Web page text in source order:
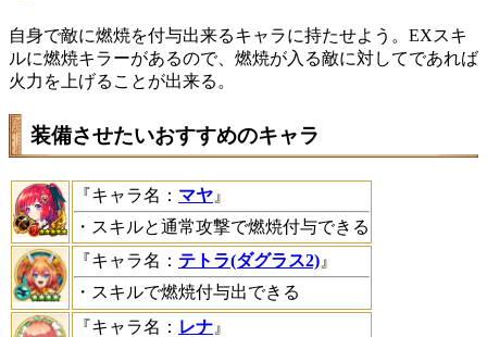
自身で敵に燃焼を付与出来るキャラに持たせよう。EXスキ
ルに燃焼キラーがあるので、燃焼が入る敵に対してであれば
火力を上げることが出来る。
装備させたいおすすめのキャラ
『キャラ名： マヤ 』
・スキルと通常攻撃で燃焼付与できる
『キャラ名： テトラ(ダグラス2) 』
・スキルで燃焼付与出できる
『キャラ名： レナ 』